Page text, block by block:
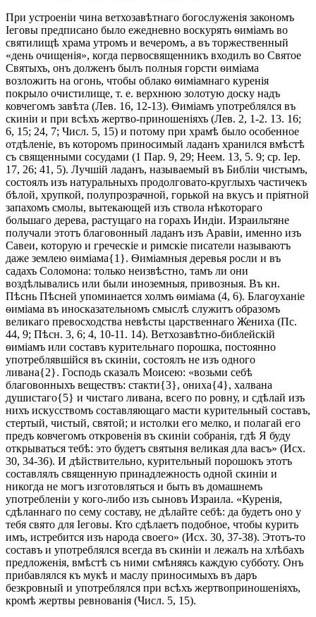
При устроеніи чина ветхозавѣтнаго богослуженія закономъ
Іеговы предписано было ежедневно воскурять ѳиміамъ во
святилищѣ храма утромъ и вечеромъ, а въ торжественный
«день очищенія», когда первосвященникъ входилъ во Святое
Святыхъ, онъ долженъ былъ полныя горсти ѳиміама
возложить на огонь, чтобы облако ѳиміамнаго куренія
покрыло очистилище, т. е. верхнюю золотую доску надъ
ковчегомъ завѣта (Лев. 16, 12-13). Ѳиміамъ употреблялся въ
скиніи и при всѣхъ жертво-приношеніяхъ (Лев. 2, 1-2. 13. 16;
6, 15; 24, 7; Числ. 5, 15) и потому при храмѣ было особенное
отдѣленіе, въ которомъ приносимый ладанъ хранился вмѣстѣ
съ священными сосудами (1 Пар. 9, 29; Неем. 13, 5. 9; ср. Іер.
17, 26; 41, 5). Лучшій ладанъ, называемый въ Библіи чистымъ,
состоялъ изъ натуральныхъ продолговато-круглыхъ частичекъ
бѣлой, хрупкой, полупрозрачной, горькой на вкусъ и пріятной
запахомъ смолы, вытекающей изъ ствола нѣкотораго
большаго дерева, растущаго на горахъ Индіи. Израильтяне
получали этотъ благовонный ладанъ изъ Аравіи, именно изъ
Савеи, которую и греческіе и римскіе писатели называютъ
даже землею ѳиміама{1}. Ѳиміамныя деревья росли и въ
садахъ Соломона: только неизвѣстно, тамъ ли они
воздѣлывались или были иноземныя, привозныя. Въ кн.
Пѣснь Пѣсней упоминается холмъ ѳиміама (4, 6). Благоуханіе
ѳиміама въ иносказательномъ смыслѣ служитъ образомъ
великаго превосходства невѣсты царственнаго Жениха (Пс.
44, 9; Пѣсн. 3, 6; 4, 10-11. 14). Ветхозавѣтно-библейскій
ѳиміамъ или составъ курительнаго порошка, постоянно
употреблявшійся въ скиніи, состоялъ не изъ одного
ливана{2}. Господь сказалъ Моисею: «возьми себѣ
благовонныхъ веществъ: стакти{3}, ониха{4}, халвана
душистаго{5} и чистаго ливана, всего по ровну, и сдѣлай изъ
нихъ искусствомъ составляющаго масти курительный составъ,
стертый, чистый, святой; и истолки его мелко, и полагай его
предъ ковчегомъ откровенія въ скиніи собранія, гдѣ Я буду
открываться тебѣ: это будетъ святыня великая дла васъ» (Исх.
30, 34-36). И дѣйствительно, курительный порошокъ этотъ
составлялъ священную принадлежность одной скиніи и
никогда не могъ изготовляться и быть въ домашнемъ
употребленіи у кого-либо изъ сыновъ Израила. «Куренія,
сдѣланнаго по сему составу, не дѣлайте себѣ: да будетъ оно у
тебя свято для Іеговы. Кто сдѣлаетъ подобное, чтобы курить
имъ, истребится изъ народа своего» (Исх. 30, 37-38). Этотъ-то
составъ и употреблялся всегда въ скиніи и лежалъ на хлѣбахъ
предложенія, вмѣстѣ съ ними смѣняясь каждую субботу. Онъ
прибавлялся къ мукѣ и маслу приносимыхъ въ даръ
безкровный и употреблялся при всѣхъ жертвоприношеніяхъ,
кромѣ жертвы ревнованія (Числ. 5, 15).